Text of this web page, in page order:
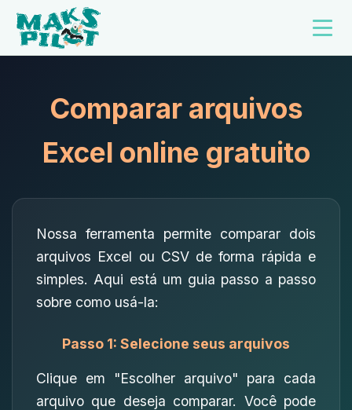
Comparar arquivos
Excel online gratuito
Nossa ferramenta permite comparar dois
arquivos Excel ou CSV de forma rápida e
simples. Aqui está um guia passo a passo
sobre como usá-la:
Passo 1: Selecione seus arquivos
Clique em "Escolher arquivo" para cada
arquivo que deseja comparar. Você pode